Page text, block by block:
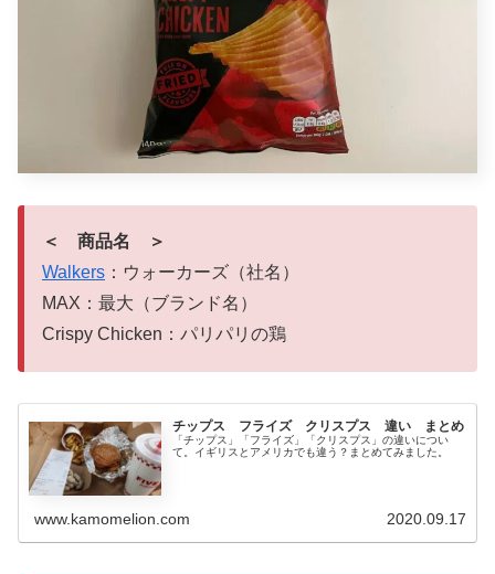
＜ 商品名 ＞
Walkers ：ウォーカーズ（社名）
MAX：最大（ブランド名）
Crispy Chicken：パリパリの鶏
チップス フライズ クリスプス 違い まとめ
「チップス」「フライズ」「クリスプス」の違いについ
て。イギリスとアメリカでも違う？まとめてみました。
www.kamomelion.com 2020.09.17